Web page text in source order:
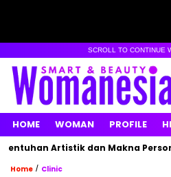
SCROLL TO CONTINUE
HOME WOMAN PROFILE
Artistik dan Makna Personal
Home / Clinic